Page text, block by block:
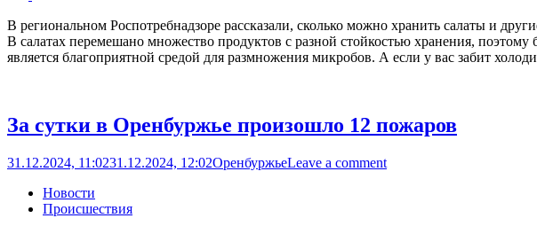
В региональном Роспотребнадзоре рассказали, сколько можно хранить салаты и
В салатах перемешано множество продуктов с разной стойкостью хранения,
является благоприятной средой для размножения микробов. А если у вас забит
За сутки в Оренбуржье произошло 12 пожаров
31.12.2024, 11:0231.12.2024, 12:02ОренбуржьеLeave a comment
Новости
Происшествия